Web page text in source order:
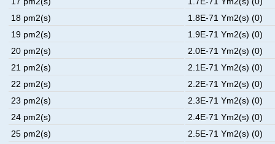
18 pm2(s)
1.8E-71 Ym2(s) (0)
19 pm2(s)
1.9E-71 Ym2(s) (0)
20 pm2(s)
2.0E-71 Ym2(s) (0)
21 pm2(s)
2.1E-71 Ym2(s) (0)
22 pm2(s)
2.2E-71 Ym2(s) (0)
23 pm2(s)
2.3E-71 Ym2(s) (0)
24 pm2(s)
2.4E-71 Ym2(s) (0)
25 pm2(s)
2.5E-71 Ym2(s) (0)